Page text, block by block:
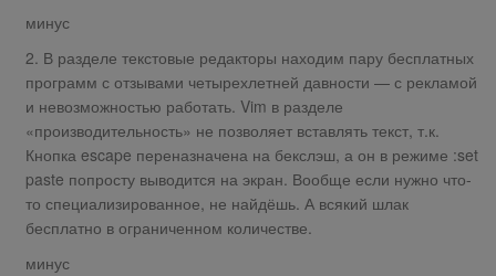
минус
2. В разделе текстовые редакторы находим пару бесплатных
программ с отзывами четырехлетней давности — с рекламой
и невозможностью работать. Vim в разделе
«производительность» не позволяет вставлять текст, т.к.
Кнопка escape переназначена на бекслэш, а он в режиме :set
paste попросту выводится на экран. Вообще если нужно что-
то специализированное, не найдёшь. А всякий шлак
бесплатно в ограниченном количестве.
минус